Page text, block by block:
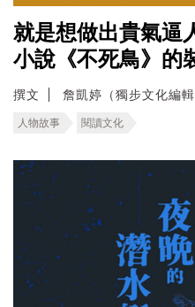
就是想做出貴氣逼
小說《不死鳥》的
撰文 詹凱婷（獨步文化編輯
人物故事 閱讀文化